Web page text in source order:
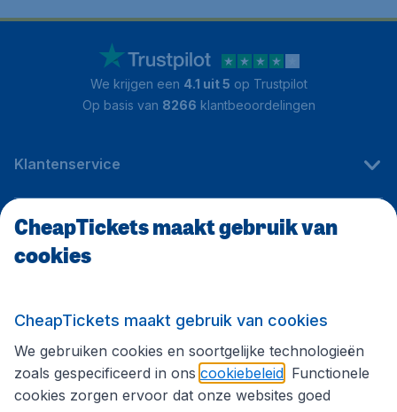
We krijgen een 4.1 uit 5 op Trustpilot
Op basis van 8266 klantbeoordelingen
Klantenservice
CheapTickets.be
Volg CheapTickets.be
CheapTickets maakt gebruik van
cookies
CheapTickets maakt gebruik van cookies
We gebruiken cookies en soortgelijke technologieën
zoals gespecificeerd in ons cookiebeleid . Functionele
cookies zorgen ervoor dat onze websites goed